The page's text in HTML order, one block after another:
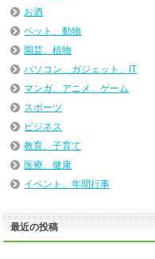
お酒
ペット、動物
園芸、植物
パソコン、ガジェット、IT
マンガ、アニメ、ゲーム
スポーツ
ビジネス
教育、子育て
医療、健康
イベント、年間行事
最近の投稿